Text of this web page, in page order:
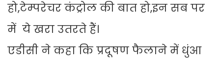
हो,टेम्परेचर कंट्रोल की बात हो,इन सब पर
में ये खरा उतरते हैं।
एडीसी ने कहा कि प्रदूषण फैलाने में धुंआ